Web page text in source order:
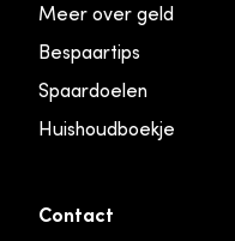
Meer over geld
Bespaartips
Spaardoelen
Huishoudboekje
Contact